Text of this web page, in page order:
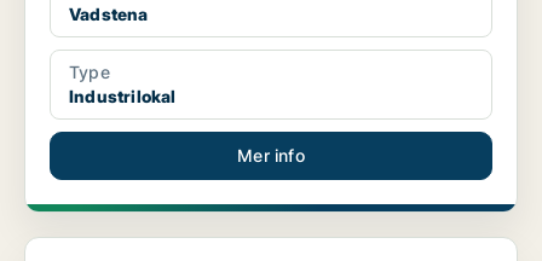
Vadstena
Type
Industrilokal
Mer info
Industrilokal i Linköping